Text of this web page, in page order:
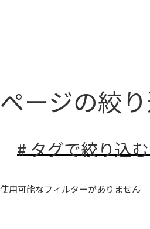
ページの絞
# タグで絞り込む
使用可能なフィルターがありません